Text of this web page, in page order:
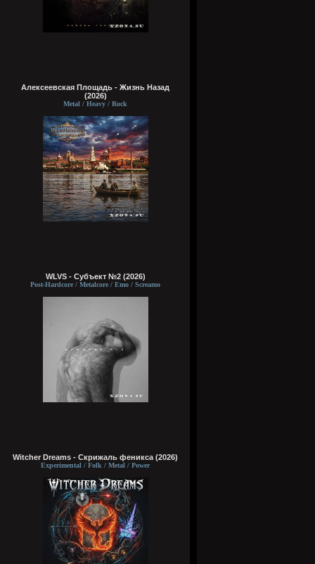
Алексеевская Площадь - Жизнь Назад
(2026)
Metal / Heavy / Rock
WLVS - Субъект №2 (2026)
Post-Hardcore / Metalcore / Emo / Screamo
Witcher Dreams - Скрижаль феникса (2026)
Experimental / Folk / Metal / Power